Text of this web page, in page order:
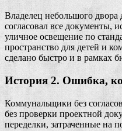
Владелец небольшого двора
согласовал все документы,
уличное освещение по
пространство для детей и
сделано быстро и в рамках
История 2. Ошибка,
Коммунальщики без
без проверки проектной
переделки, затраченные на